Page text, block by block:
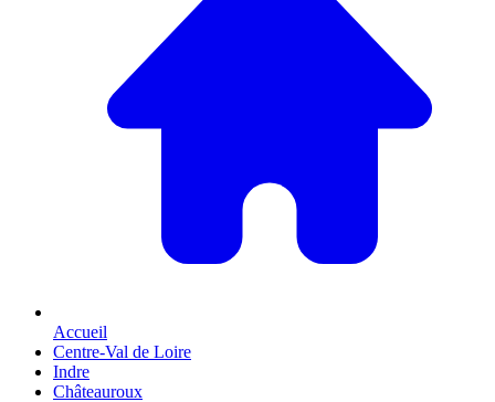
Accueil
Centre-Val de Loire
Indre
Châteauroux